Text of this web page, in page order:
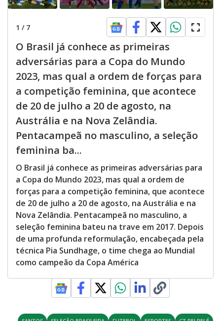
1 / 7
O Brasil já conhece as primeiras
adversárias para a Copa do Mundo
2023, mas qual a ordem de forças para
a competição feminina, que acontece
de 20 de julho a 20 de agosto, na
Austrália e na Nova Zelândia.
Pentacampeã no masculino, a seleção
feminina ba...
O Brasil já conhece as primeiras adversárias para
a Copa do Mundo 2023, mas qual a ordem de
forças para a competição feminina, que acontece
de 20 de julho a 20 de agosto, na Austrália e na
Nova Zelândia. Pentacampeã no masculino, a
seleção feminina bateu na trave em 2017. Depois
de uma profunda reformulação, encabeçada pela
técnica Pia Sundhage, o time chega ao Mundial
como campeão da Copa América